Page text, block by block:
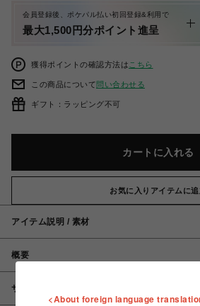
会員登録後、ポケパル払い初回登録&利用で
最大1,500円分ポイント進呈
獲得ポイントの確認方法は こちら
この商品について問い合わせる
ギフト：ラッピング不可
カートに入れる
お気に入りアイテムに
アイテム説明 / 素材
概要
サイズ
<About foreign language